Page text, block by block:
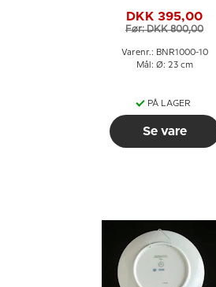
DKK 395,00
Før: DKK 800,00
Varenr.: BNR1000-10
Mål: Ø: 23 cm
PÅ LAGER
Se vare